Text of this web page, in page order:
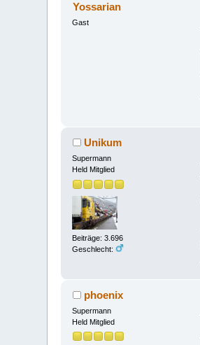
Yossarian
Gast
Unikum
Supermann
Held Mitglied
Beiträge: 3.696
Geschlecht:
phoenix
Supermann
Held Mitglied